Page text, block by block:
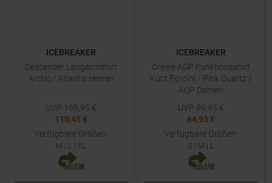
ICEBREAKER
Descender Langarmshirt
Arctic / Atlantis Herren
UVP 169,95 €
110,45 €
Verfügbare Größen:
M | L | XL
ICEBREAKER
Crewe AOP Funktionsshirt
Kurz Porcini / Pink Quartz /
AOP Damen
UVP 99,95 €
64,95 €
Verfügbare Größen:
S | M | L